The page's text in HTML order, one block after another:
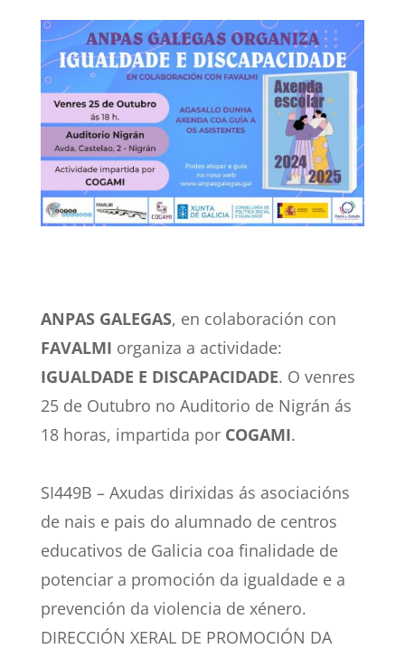
ANPAS GALEGAS, en colaboración con
FAVALMI organiza a actividade:
IGUALDADE E DISCAPACIDADE. O venres
25 de Outubro no Auditorio de Nigrán ás
18 horas, impartida por COGAMI.
SI449B – Axudas dirixidas ás asociacións
de nais e pais do alumnado de centros
educativos de Galicia coa finalidade de
potenciar a promoción da igualdade e a
prevención da violencia de xénero.
DIRECCIÓN XERAL DE PROMOCIÓN DA